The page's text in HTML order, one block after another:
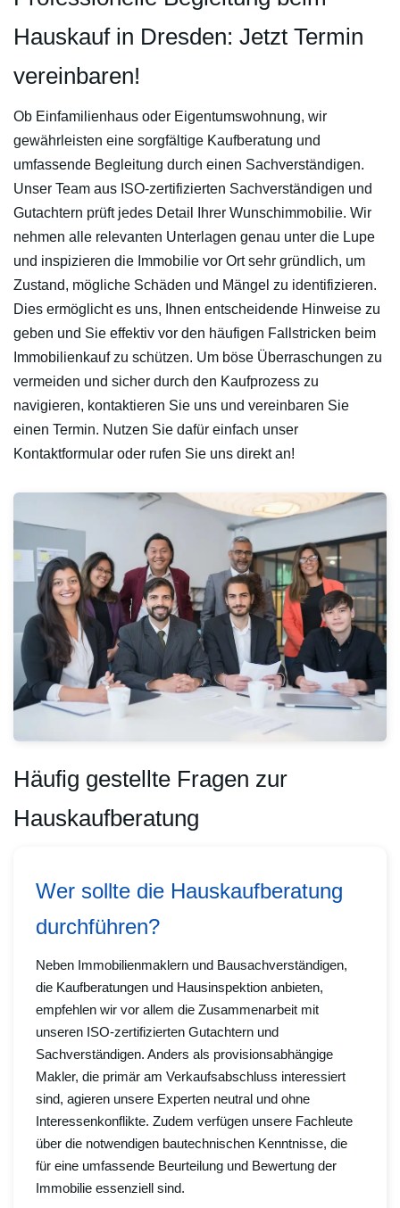
Hauskauf in Dresden: Jetzt Termin
vereinbaren!
Ob Einfamilienhaus oder Eigentumswohnung, wir
gewährleisten eine sorgfältige Kaufberatung und
umfassende Begleitung durch einen Sachverständigen.
Unser Team aus ISO-zertifizierten Sachverständigen und
Gutachtern prüft jedes Detail Ihrer Wunschimmobilie. Wir
nehmen alle relevanten Unterlagen genau unter die Lupe
und inspizieren die Immobilie vor Ort sehr gründlich, um
Zustand, mögliche Schäden und Mängel zu identifizieren.
Dies ermöglicht es uns, Ihnen entscheidende Hinweise zu
geben und Sie effektiv vor den häufigen Fallstricken beim
Immobilienkauf zu schützen. Um böse Überraschungen zu
vermeiden und sicher durch den Kaufprozess zu
navigieren, kontaktieren Sie uns und vereinbaren Sie
einen Termin. Nutzen Sie dafür einfach unser
Kontaktformular oder rufen Sie uns direkt an!
Häufig gestellte Fragen zur
Hauskaufberatung
Wer sollte die Hauskaufberatung
durchführen?
Neben Immobilienmaklern und Bausachverständigen,
die Kaufberatungen und Hausinspektion anbieten,
empfehlen wir vor allem die Zusammenarbeit mit
unseren ISO-zertifizierten Gutachtern und
Sachverständigen. Anders als provisionsabhängige
Makler, die primär am Verkaufsabschluss interessiert
sind, agieren unsere Experten neutral und ohne
Interessenkonflikte. Zudem verfügen unsere Fachleute
über die notwendigen bautechnischen Kenntnisse, die
für eine umfassende Beurteilung und Bewertung der
Immobilie essenziell sind.